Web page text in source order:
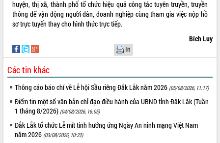
huyện, thị xã, thành phố tổ chức hiệu quả công tác tuyên truyền, truyền
thông để vận động người dân, doanh nghiệp cùng tham gia việc nộp hồ
sơ trực tuyến thay cho hình thức trực tiếp.
Bích Luy
In
Các tin khác
Thông cáo báo chí về Lễ hội Sầu riêng Đắk Lắk năm 2026 (05/08/2026, 11:17)
Điểm tin một số văn bản chỉ đạo điều hành của UBND tỉnh Đắk Lắk (Tuần
1 tháng 8/2026) (04/08/2026, 16:05)
Đắk Lắk tổ chức Lễ mít tinh hưởng ứng Ngày An ninh mạng Việt Nam
năm 2026 (03/08/2026, 10:22)